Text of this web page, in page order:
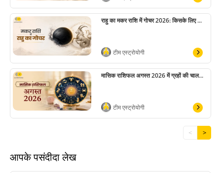
राहु का मकर राशि में गोचर 2026: किसके लिए ...
टीम एस्ट्रोयोगी
मासिक राशिफल अगस्त 2026 में ग्रहों की चाल...
टीम एस्ट्रोयोगी
< >
आपके पसंदीदा लेख